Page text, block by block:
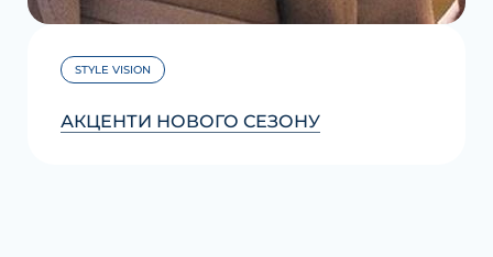
STYLE VISION
АКЦЕНТИ НОВОГО СЕЗОНУ